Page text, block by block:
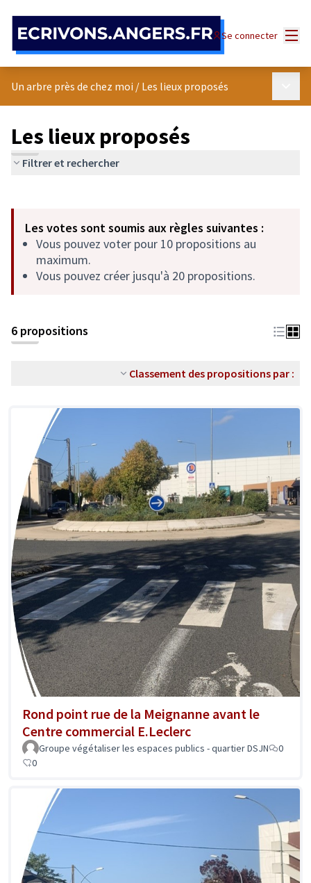
Se connecter
Un arbre près de chez moi / Les lieux proposés
Les lieux proposés
Filtrer et rechercher
−
Les votes sont soumis aux règles suivantes :
Vous pouvez voter pour 10 propositions au
maximum.
Vous pouvez créer jusqu'à 20 propositions.
6 propositions
Classement des propositions par :
Rond point rue de la Meignanne avant le
Centre commercial E.Leclerc
Groupe végétaliser les espaces publics - quartier DSJN
0
0